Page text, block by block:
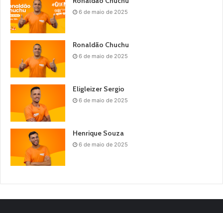
6 de maio de 2025
Ronaldão Chuchu
6 de maio de 2025
Eligleizer Sergio
6 de maio de 2025
Henrique Souza
6 de maio de 2025